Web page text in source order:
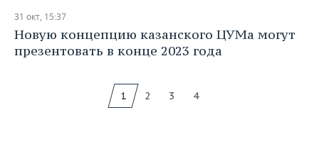
31 окт, 15:37
Новую концепцию казанского ЦУМа могут
презентовать в конце 2023 года
1 2 3 4